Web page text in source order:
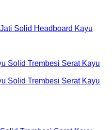
Solid Headboard Kayu